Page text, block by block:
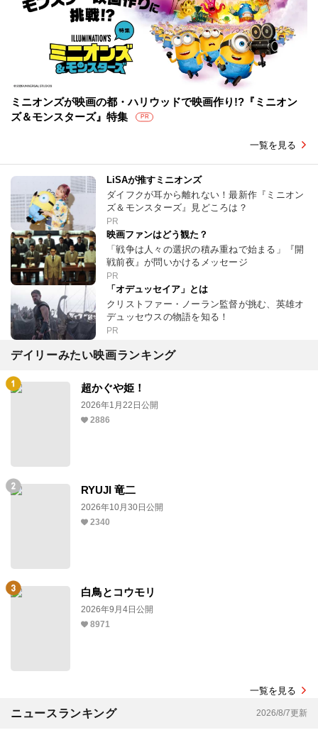
ミニオンズが映画の都・ハリウッドで映画作り!?『ミニオン
ズ＆モンスターズ』特集
PR
一覧を見る
LiSAが推すミニオンズ
ダイフクが耳から離れない！最新作『ミニオン
ズ＆モンスターズ』見どころは？
PR
映画ファンはどう観た？
「戦争は人々の選択の積み重ねで始まる」『開
戦前夜』が問いかけるメッセージ
PR
「オデュッセイア」とは
クリストファー・ノーラン監督が挑む、英雄オ
デュッセウスの物語を知る！
PR
デイリーみたい映画ランキング
超かぐや姫！
2026年1月22日公開
2886
RYUJI 竜二
2026年10月30日公開
2340
白鳥とコウモリ
2026年9月4日公開
8971
一覧を見る
ニュースランキング 2026/8/7更新